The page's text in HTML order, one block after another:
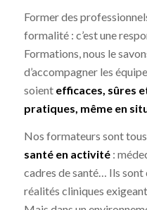
Former des
formalité : c’est une
Formations, nous le
d’accompagner les
soient efficaces, sûres
pratiques, même en
Nos formateurs sont
santé en activité:
cadres de santé… Ils sont
réalités cliniques